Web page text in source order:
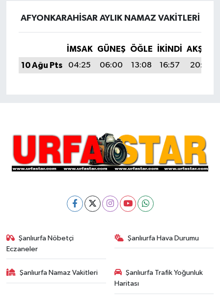
AFYONKARAHISAR AYLIK NAMAZ VAKITLERI
İMSAK GÜNEŞ ÖĞLE İKINDI
AKŞAM
10 Ağu Pts
04:25 06:00 13:08 16:57 20:07
Şanlıurfa Nöbetçi
Eczaneler
Şanlıurfa Hava Durumu
Şanlıurfa Namaz Vakitleri
Şanlıurfa Trafik Yoğunluk
Haritası